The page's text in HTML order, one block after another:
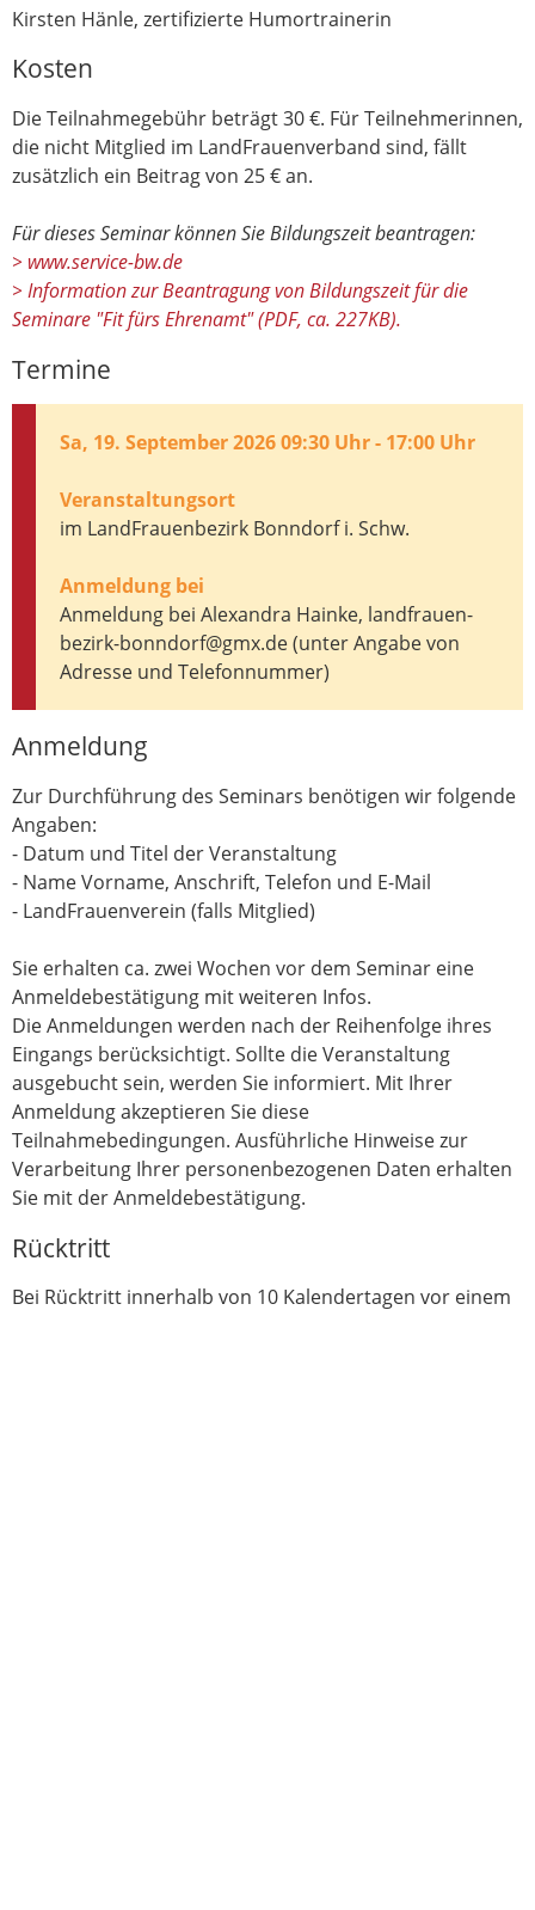
Kirsten Hänle, zertifizierte Humortrainerin
Kosten
Die Teilnahmegebühr beträgt 30 €. Für Teilnehmerinnen,
die nicht Mitglied im LandFrauenverband sind, fällt
zusätzlich ein Beitrag von 25 € an.
Für dieses Seminar können Sie Bildungszeit beantragen:
> www.service-bw.de
> Information zur Beantragung von Bildungszeit für die
Seminare "Fit fürs Ehrenamt" (PDF, ca. 227KB).
Termine
Sa, 19. September 2026 09:30 Uhr - 17:00 Uhr
Veranstaltungsort
im LandFrauenbezirk Bonndorf i. Schw.
Anmeldung bei
Anmeldung bei Alexandra Hainke, landfrauen-
bezirk-bonndorf@gmx.de (unter Angabe von
Adresse und Telefonnummer)
Anmeldung
Zur Durchführung des Seminars benötigen wir folgende
Angaben:
- Datum und Titel der Veranstaltung
- Name Vorname, Anschrift, Telefon und E-Mail
- LandFrauenverein (falls Mitglied)
Sie erhalten ca. zwei Wochen vor dem Seminar eine
Anmeldebestätigung mit weiteren Infos.
Die Anmeldungen werden nach der Reihenfolge ihres
Eingangs berücksichtigt. Sollte die Veranstaltung
ausgebucht sein, werden Sie informiert. Mit Ihrer
Anmeldung akzeptieren Sie diese
Teilnahmebedingungen. Ausführliche Hinweise zur
Verarbeitung Ihrer personenbezogenen Daten erhalten
Sie mit der Anmeldebestätigung.
Rücktritt
Bei Rücktritt innerhalb von 10 Kalendertagen vor einem